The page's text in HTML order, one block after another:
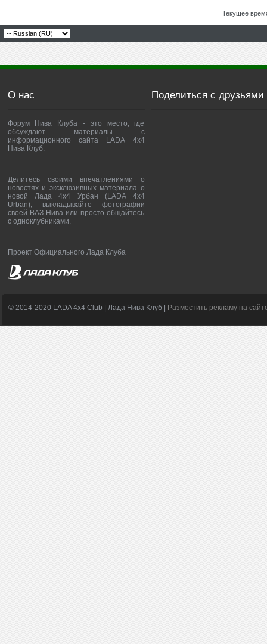
Текущее
О нас
Форум Нива Клуба - это место, где
обсуждают материалы с
информационного сайта LADA 4x4
Нива Клуб.
Делитесь своими впечатлениями о
новостях и эксклюзивных материала о
новой Лада 4х4 Урбан (LADA 4x4
Urban), выкладывайте фотографии
своей ВАЗ Нива или просто общайтесь
с одноклубниками.
Проект Официального Лада Клуба
Поделиться с друзьями
© 2014-2020 LADA 4x4 Club | Лада Нива Клуб | Разместить рекламу на